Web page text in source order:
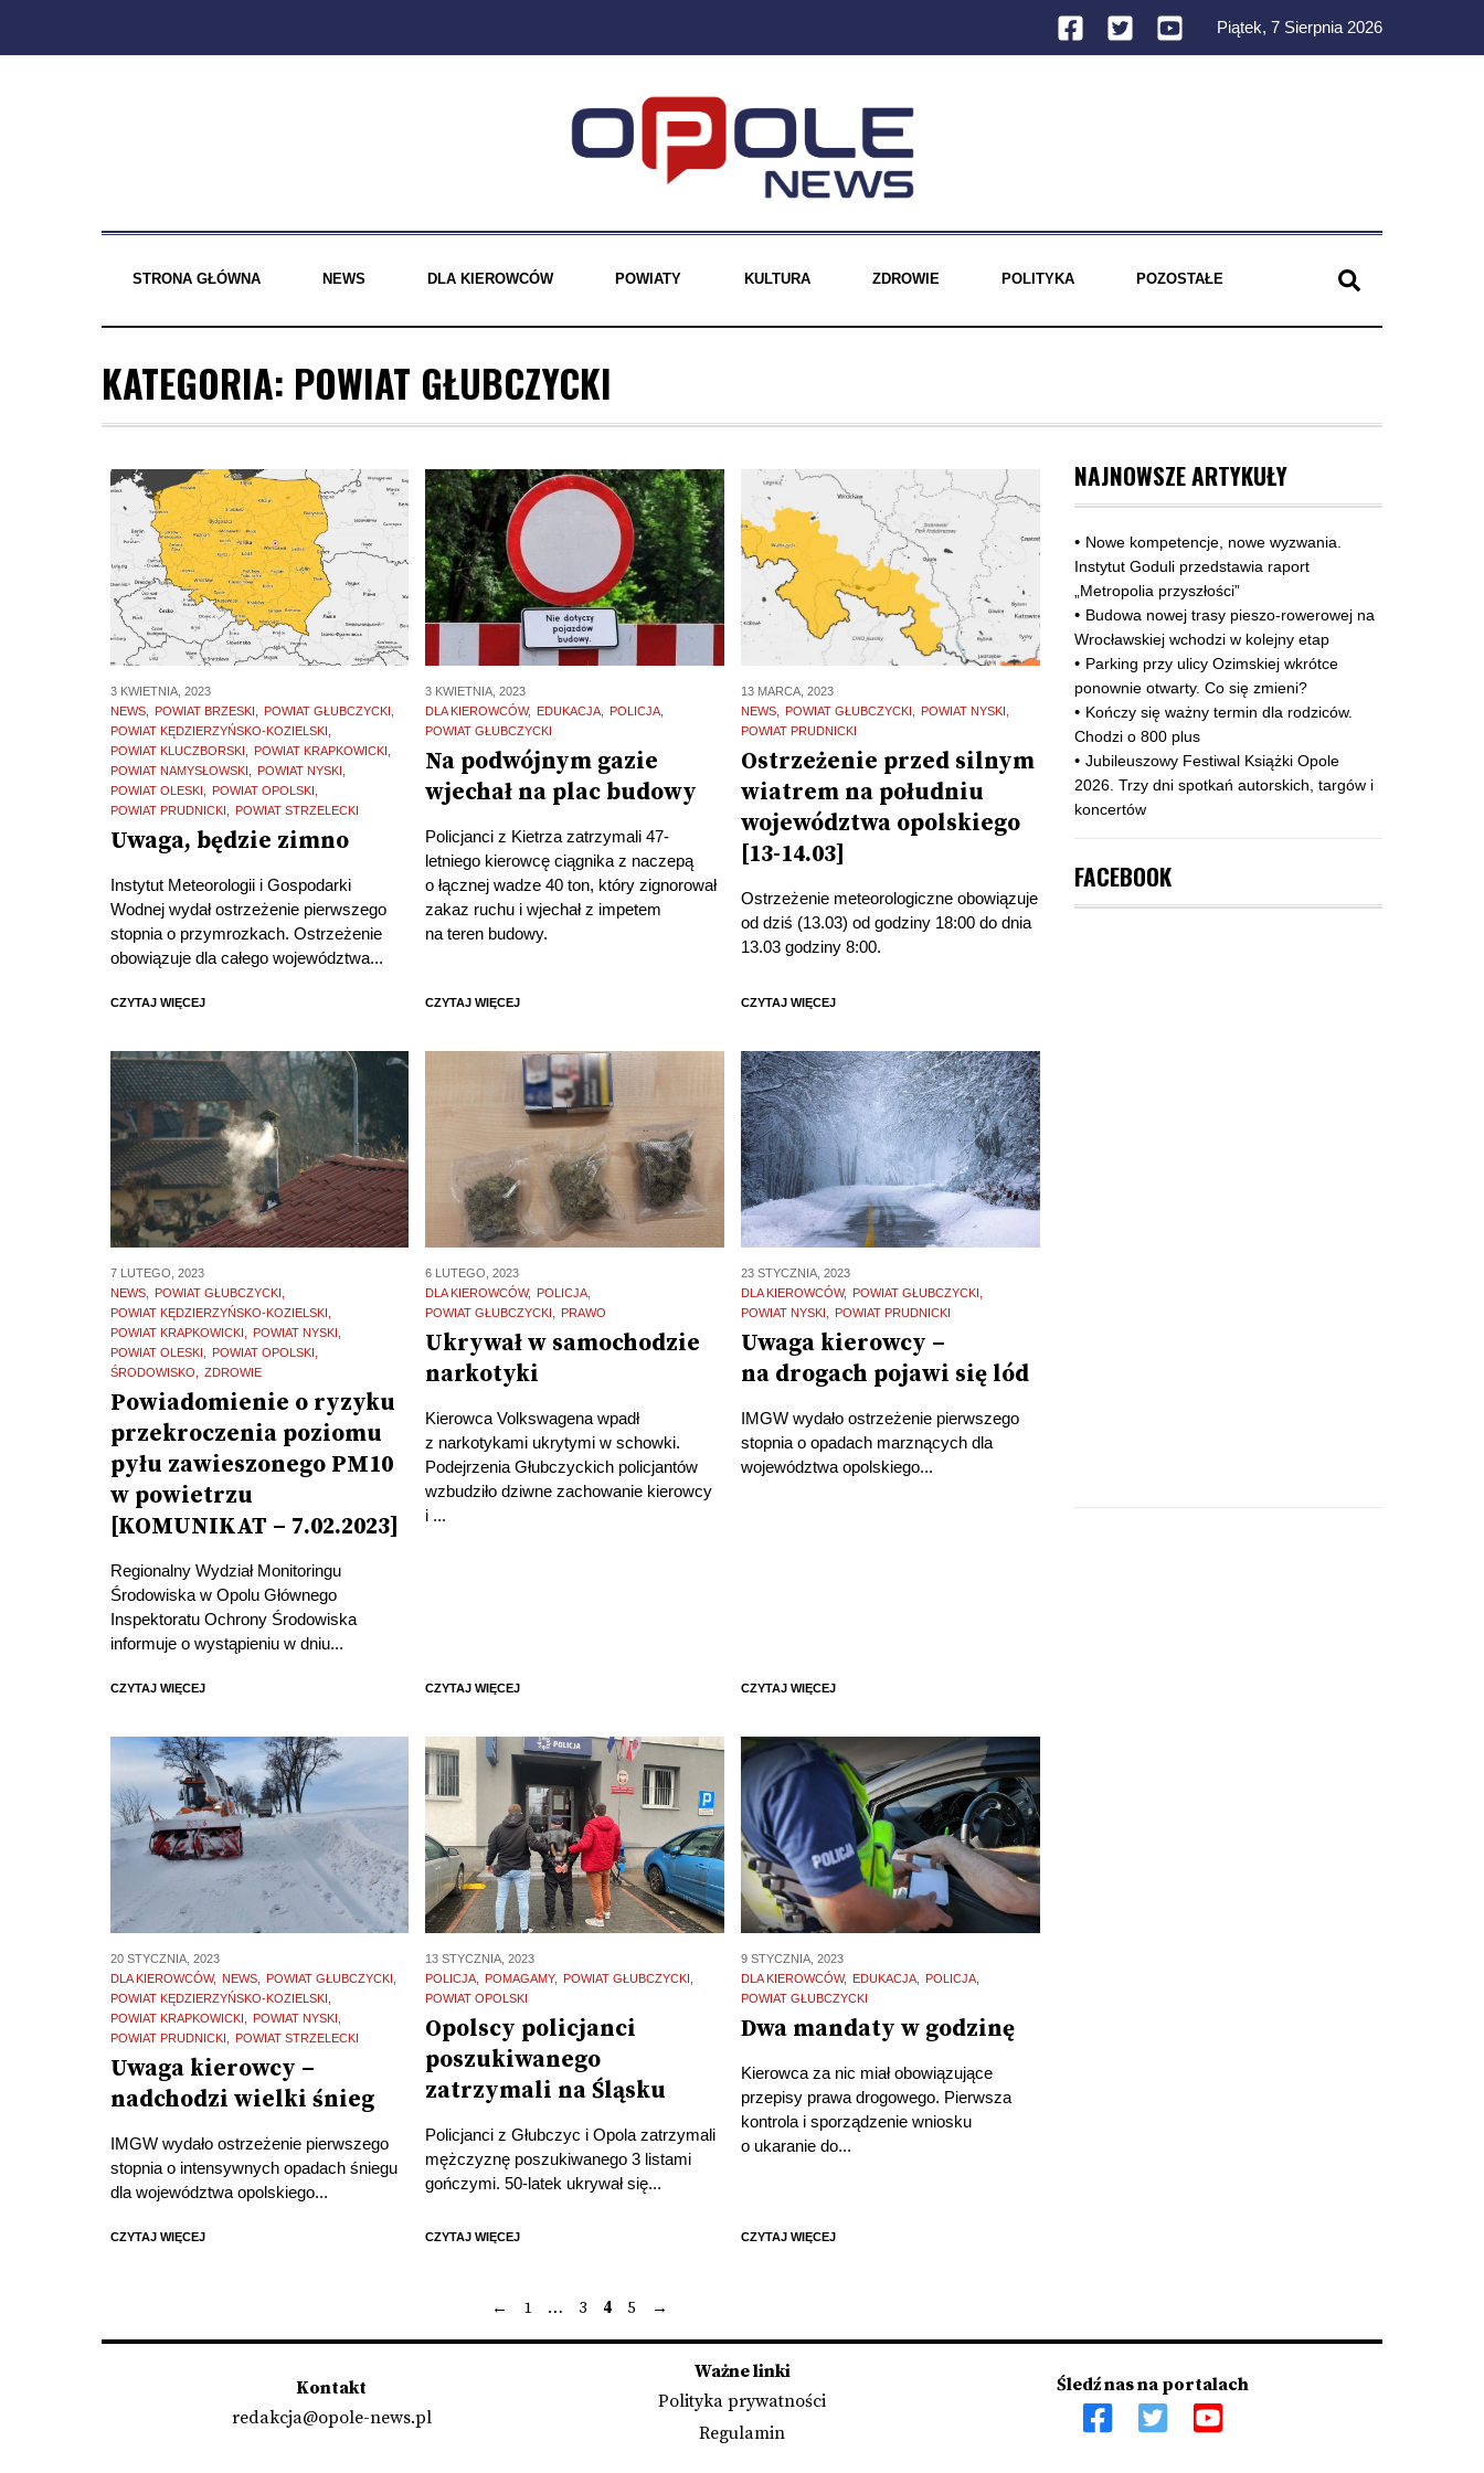
Piątek, 7 Sierpnia 2026
STRONA GŁÓWNA NEWS DLA KIEROWCÓW POWIATY KULTURA ZDROWIE POLITYKA POZOSTAŁE
KATEGORIA: POWIAT GŁUBCZYCKI
3 KWIETNIA, 2023
NEWS
POWIAT BRZESKI
POWIAT GŁUBCZYCKI
POWIAT KĘDZIERZYŃSKO-KOZIELSKI
POWIAT KLUCZBORSKI
POWIAT KRAPKOWICKI
POWIAT NAMYSŁOWSKI
POWIAT NYSKI
POWIAT OLESKI
POWIAT OPOLSKI
POWIAT PRUDNICKI
POWIAT STRZELECKI
Uwaga, będzie zimno
Instytut Meteorologii i Gospodarki
Wodnej wydał ostrzeżenie pierwszego
stopnia o przymrozkach. Ostrzeżenie
obowiązuje dla całego województwa...
CZYTAJ WIĘCEJ
3 KWIETNIA, 2023
DLA KIEROWCÓW
EDUKACJA
POLICJA
POWIAT GŁUBCZYCKI
Na podwójnym gazie
wjechał na plac budowy
Policjanci z Kietrza zatrzymali 47-
letniego kierowcę ciągnika z naczepą
o łącznej wadze 40 ton, który zignorował
zakaz ruchu i wjechał z impetem
na teren budowy.
CZYTAJ WIĘCEJ
13 MARCA, 2023
NEWS
POWIAT GŁUBCZYCKI
POWIAT NYSKI
POWIAT PRUDNICKI
Ostrzeżenie przed silnym
wiatrem na południu
województwa opolskiego
[13-14.03]
Ostrzeżenie meteorologiczne obowiązuje
od dziś (13.03) od godziny 18:00 do dnia
13.03 godziny 8:00.
CZYTAJ WIĘCEJ
7 LUTEGO, 2023
NEWS
POWIAT GŁUBCZYCKI
POWIAT KĘDZIERZYŃSKO-KOZIELSKI
POWIAT KRAPKOWICKI
POWIAT NYSKI
POWIAT OLESKI
POWIAT OPOLSKI
ŚRODOWISKO
ZDROWIE
Powiadomienie o ryzyku
przekroczenia poziomu
pyłu zawieszonego PM10
w powietrzu
[KOMUNIKAT – 7.02.2023]
Regionalny Wydział Monitoringu
Środowiska w Opolu Głównego
Inspektoratu Ochrony Środowiska
informuje o wystąpieniu w dniu...
CZYTAJ WIĘCEJ
6 LUTEGO, 2023
DLA KIEROWCÓW
POLICJA
POWIAT GŁUBCZYCKI
PRAWO
Ukrywał w samochodzie
narkotyki
Kierowca Volkswagena wpadł
z narkotykami ukrytymi w schowki.
Podejrzenia Głubczyckich policjantów
wzbudziło dziwne zachowanie kierowcy
i ...
CZYTAJ WIĘCEJ
23 STYCZNIA, 2023
DLA KIEROWCÓW
POWIAT GŁUBCZYCKI
POWIAT NYSKI
POWIAT PRUDNICKI
Uwaga kierowcy –
na drogach pojawi się lód
IMGW wydało ostrzeżenie pierwszego
stopnia o opadach marznących dla
województwa opolskiego...
CZYTAJ WIĘCEJ
20 STYCZNIA, 2023
DLA KIEROWCÓW
NEWS
POWIAT GŁUBCZYCKI
POWIAT KĘDZIERZYŃSKO-KOZIELSKI
POWIAT KRAPKOWICKI
POWIAT NYSKI
POWIAT PRUDNICKI
POWIAT STRZELECKI
Uwaga kierowcy –
nadchodzi wielki śnieg
IMGW wydało ostrzeżenie pierwszego
stopnia o intensywnych opadach śniegu
dla województwa opolskiego...
CZYTAJ WIĘCEJ
13 STYCZNIA, 2023
POLICJA
POMAGAMY
POWIAT GŁUBCZYCKI
POWIAT OPOLSKI
Opolscy policjanci
poszukiwanego
zatrzymali na Śląsku
Policjanci z Głubczyc i Opola zatrzymali
mężczyznę poszukiwanego 3 listami
gończymi. 50-latek ukrywał się...
CZYTAJ WIĘCEJ
9 STYCZNIA, 2023
DLA KIEROWCÓW
EDUKACJA
POLICJA
POWIAT GŁUBCZYCKI
Dwa mandaty w godzinę
Kierowca za nic miał obowiązujące
przepisy prawa drogowego. Pierwsza
kontrola i sporządzenie wniosku
o ukaranie do...
CZYTAJ WIĘCEJ
Stronicowanie
wpisów
← 1 … 3 4 5 →
NAJNOWSZE ARTYKUŁY
Nowe kompetencje, nowe wyzwania.
Instytut Goduli przedstawia raport
„Metropolia przyszłości”
Budowa nowej trasy pieszo‑rowerowej na
Wrocławskiej wchodzi w kolejny etap
Parking przy ulicy Ozimskiej wkrótce
ponownie otwarty. Co się zmieni?
Kończy się ważny termin dla rodziców.
Chodzi o 800 plus
Jubileuszowy Festiwal Książki Opole
2026. Trzy dni spotkań autorskich, targów i
koncertów
FACEBOOK
Kontakt
redakcja@opole-news.pl
Ważne linki
Polityka prywatności
Regulamin
Śledź nas na portalach